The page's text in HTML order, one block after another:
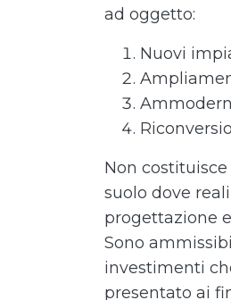
ad oggetto:
Nuovi
Non
suolo dove
progettazione
Sono
investimenti
presentato ai